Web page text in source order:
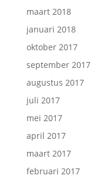
maart 2018
januari 2018
oktober 2017
september 2017
augustus 2017
juli 2017
mei 2017
april 2017
maart 2017
februari 2017